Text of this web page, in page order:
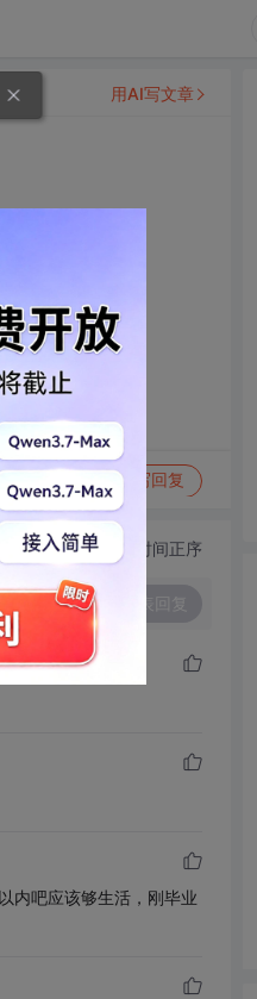
写回复
用AI写文章
切换为时间正序
内吧应该够生活，刚毕业